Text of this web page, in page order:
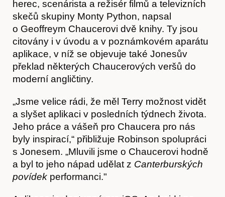
Časopis
herec, scenárista a režisér filmů a televizních
skečů skupiny Monty Python, napsal
o Geoffreym Chaucerovi dvě knihy. Ty jsou
citovány i v úvodu a v poznámkovém aparátu
aplikace, v níž se objevuje také Jonesův
překlad některých Chaucerových veršů do
moderní angličtiny.
„Jsme velice rádi, že měl Terry možnost vidět
a slyšet aplikaci v posledních týdnech života.
Jeho práce a vášeň pro Chaucera pro nás
byly inspirací,“ přibližuje Robinson spolupráci
s Jonesem. „Mluvili jsme o Chaucerovi hodně
a byl to jeho nápad udělat z Canterburských
povídek performanci."